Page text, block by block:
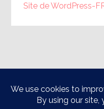
Site de WordPress-